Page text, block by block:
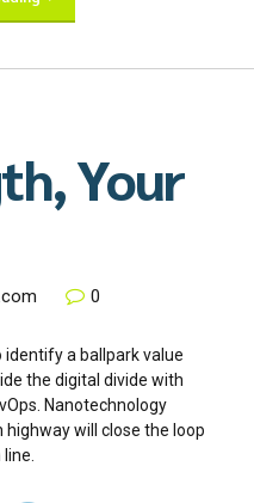
Your
0
a ballpark value
the digital divide with
Nanotechnology
will close the loop